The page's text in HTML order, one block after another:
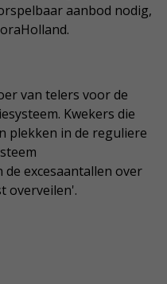
aanbod nodig,
van telers voor de
Kwekers die
plekken in de reguliere
excesaantallen over
overveilen'.